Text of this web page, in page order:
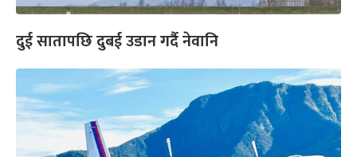
दुई सातापछि दुबई उडान गर्दै नेवानि